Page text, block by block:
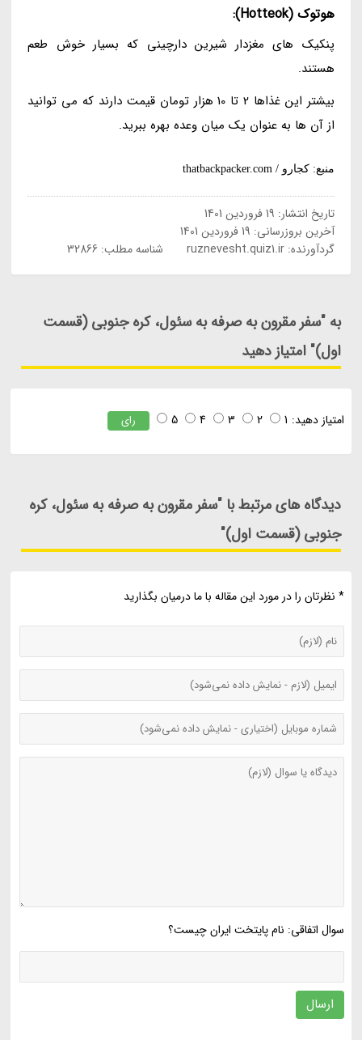
هوتوک (Hotteok):
پنکیک های مغزدار شیرین دارچینی که بسیار خوش طعم
هستند.
بیشتر این غذاها 2 تا 10 هزار تومان قیمت دارند که می توانید
از آن ها به عنوان یک میان وعده بهره ببرید.
منبع: کجارو / thatbackpacker.com
تاریخ انتشار: 19 فروردین 1401
آخرین بروزرسانی: 19 فروردین 1401
گردآورنده:ruznevesht.quiz1.ir شناسه مطلب: 32866
به "سفر مقرون به صرفه به سئول، کره جنوبی (قسمت
اول)" امتیاز دهید
امتیاز دهید: 1
2
3
4
5 رای
دیدگاه های مرتبط با "سفر مقرون به صرفه به سئول، کره
جنوبی (قسمت اول)"
* نظرتان را در مورد این مقاله با ما درمیان بگذارید
سوال اتفاقی: نام پایتخت ایران چیست؟
ارسال